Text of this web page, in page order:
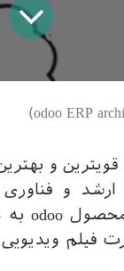
و
فیلم